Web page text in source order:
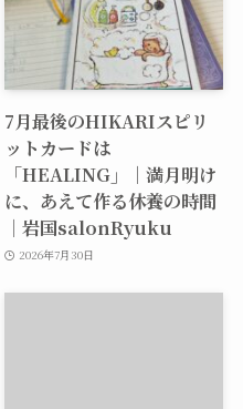
7月最後のHIKARIスピリ
ットカードは
「HEALING」｜満月明け
に、あえて作る休養の時間
｜岩国salonRyuku
2026年7月30日